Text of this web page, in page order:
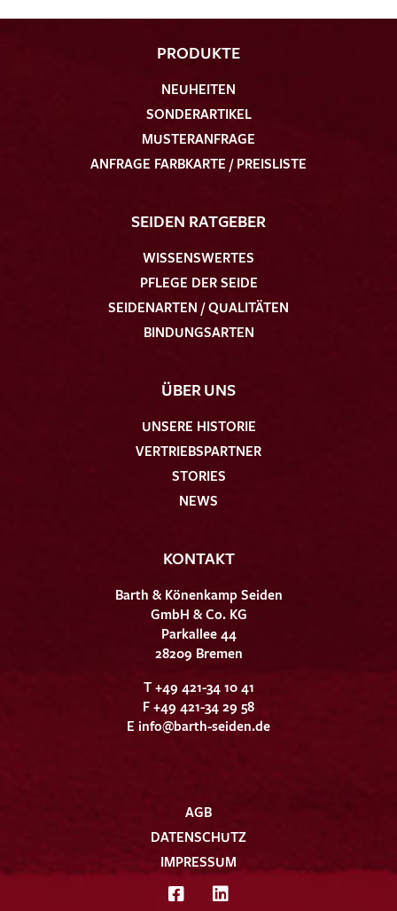
PRODUKTE
NEUHEITEN
SONDERARTIKEL
MUSTERANFRAGE
ANFRAGE FARBKARTE / PREISLISTE
SEIDEN RATGEBER
WISSENSWERTES
PFLEGE DER SEIDE
SEIDENARTEN / QUALITÄTEN
BINDUNGSARTEN
ÜBER UNS
UNSERE HISTORIE
VERTRIEBSPARTNER
STORIES
NEWS
KONTAKT
Barth & Könenkamp Seiden
GmbH & Co. KG
Parkallee 44
28209 Bremen
T +49 421-34 10 41
F +49 421-34 29 58
E info@barth-seiden.de
AGB
DATENSCHUTZ
IMPRESSUM